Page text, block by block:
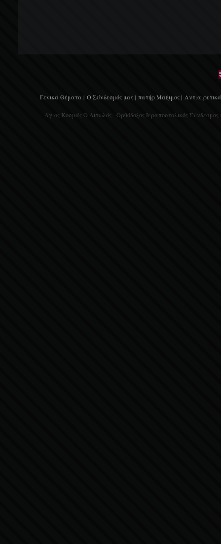
Γενικά Θέματα | Ο Σύνδεσμός μας | πατήρ Μάξιμος |
Άγιος Κοσμάς Ο Αιτωλός - Ορθόδοξος Ιεραποστολικός